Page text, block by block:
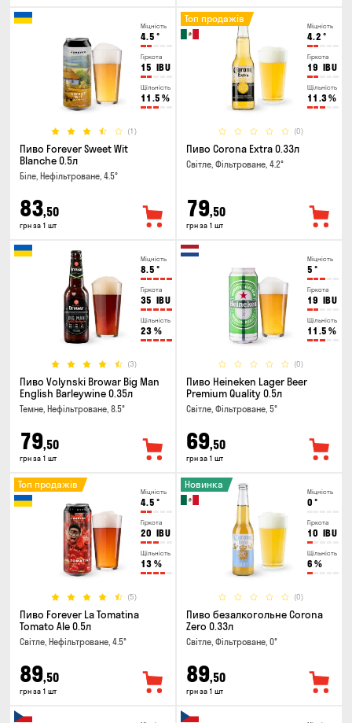
Міцність
4.5 °
Гіркота
15 IBU
Щільність
11.5 %
(1)
Пиво Forever Sweet Wit
Blanche 0.5л
Біле, Нефільтроване, 4.5°
83,50
грн за 1 шт
Міцність
4.2 °
Гіркота
19 IBU
Щільність
11.3%
(0)
Топ продажів
Пиво Corona Extra 0.33л
Світле, Фільтроване, 4.2°
79,50
грн за 1 шт
Міцність
8.5 °
Гіркота
35 IBU
Щільність
23 %
(3)
Пиво Volynski Browar Big Man
English Barleywine 0.35л
Темне, Нефільтроване, 8.5°
79,50
грн за 1 шт
Міцність
5 °
Гіркота
19 IBU
Щільність
11.5 %
(0)
Пиво Heineken Lager Beer
Premium Quality 0.5л
Світле, Фільтроване, 5°
69,50
грн за 1 шт
Міцність
4.5 °
Гіркота
20 IBU
Щільність
13 %
(5)
Топ продажів
Пиво Forever La Tomatina
Tomato Ale 0.5л
Світле, Нефільтроване, 4.5°
89,50
грн за 1 шт
Міцність
0 °
Гіркота
10 IBU
Щільність
6 %
(0)
Новинка
Пиво безалкогольне Corona
Zero 0.33л
Світле, Фільтроване, 0°
89,50
грн за 1 шт